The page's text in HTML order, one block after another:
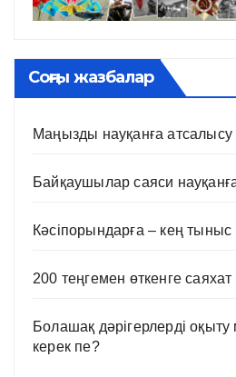
Соңғы жазбалар
Маңызды науқанға атсалысу
Байқаушылар саяси
Кәсіпорындарға – кең тыныс
200 теңгемен өткенге саяхат
Болашақ дәрігерлерді оқыту
керек пе?